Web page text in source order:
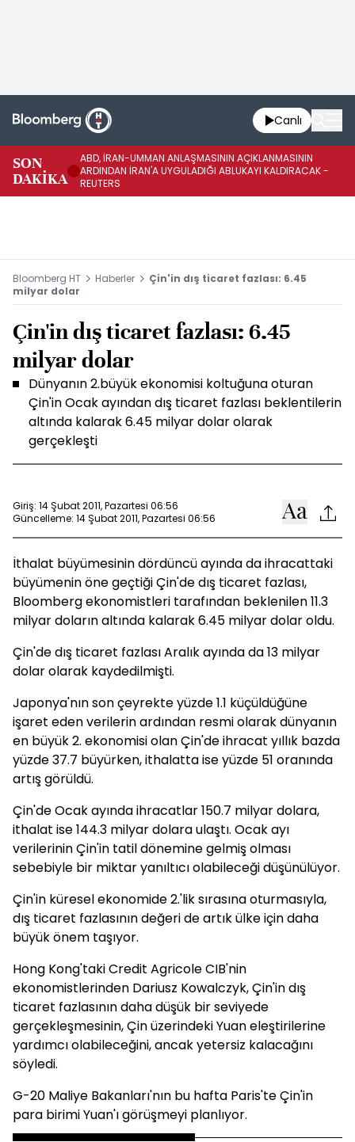
Canlı
SON
DAKİKA
ABD, İRAN-UMMAN ANLAŞMASININ AÇIKLANMASININ
ARDINDAN İRAN'A UYGULADIĞI ABLUKAYI KALDIRACAK -
REUTERS
Bloomberg HT Haberler
Çin'in dış ticaret fazlası: 6.45
milyar dolar
Çin'in dış ticaret fazlası: 6.45
milyar dolar
Dünyanın 2.büyük ekonomisi koltuğuna oturan
Çin'in Ocak ayından dış ticaret fazlası beklentilerin
altında kalarak 6.45 milyar dolar olarak
gerçekleşti
Giriş: 14 Şubat 2011, Pazartesi 06:56
Güncelleme: 14 Şubat 2011, Pazartesi 06:56
İthalat büyümesinin dördüncü ayında da ihracattaki
büyümenin öne geçtiği Çin'de dış ticaret fazlası,
Bloomberg ekonomistleri tarafından beklenilen 11.3
milyar doların altında kalarak 6.45 milyar dolar oldu.
Çin'de dış ticaret fazlası Aralık ayında da 13 milyar
dolar olarak kaydedilmişti.
Japonya'nın son çeyrekte yüzde 1.1 küçüldüğüne
işaret eden verilerin ardından resmi olarak dünyanın
en büyük 2. ekonomisi olan Çin'de ihracat yıllık bazda
yüzde 37.7 büyürken, ithalatta ise yüzde 51 oranında
artış görüldü.
Çin'de Ocak ayında ihracatlar 150.7 milyar dolara,
ithalat ise 144.3 milyar dolara ulaştı. Ocak ayı
verilerinin Çin'in tatil dönemine gelmiş olması
sebebiyle bir miktar yanıltıcı olabileceği düşünülüyor.
Çin'in küresel ekonomide 2.'lik sırasına oturmasıyla,
dış ticaret fazlasının değeri de artık ülke için daha
büyük önem taşıyor.
Hong Kong'taki Credit Agricole CIB'nin
ekonomistlerinden Dariusz Kowalczyk, Çin'in dış
ticaret fazlasının daha düşük bir seviyede
gerçekleşmesinin, Çin üzerindeki Yuan eleştirilerine
yardımcı olabileceğini, ancak yetersiz kalacağını
söyledi.
G-20 Maliye Bakanları'nın bu hafta Paris'te Çin'in
para birimi Yuan'ı görüşmeyi planlıyor.